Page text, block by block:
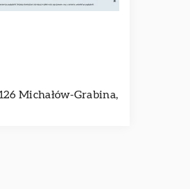
Michałów-Grabina,